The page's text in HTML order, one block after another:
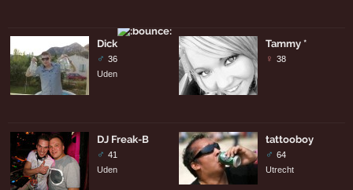
Dick
♂ 36
Uden
DJ Freak-B
♂ 41
Uden
Tammy *
♀ 38
tattooboy
♂ 64
Utrecht